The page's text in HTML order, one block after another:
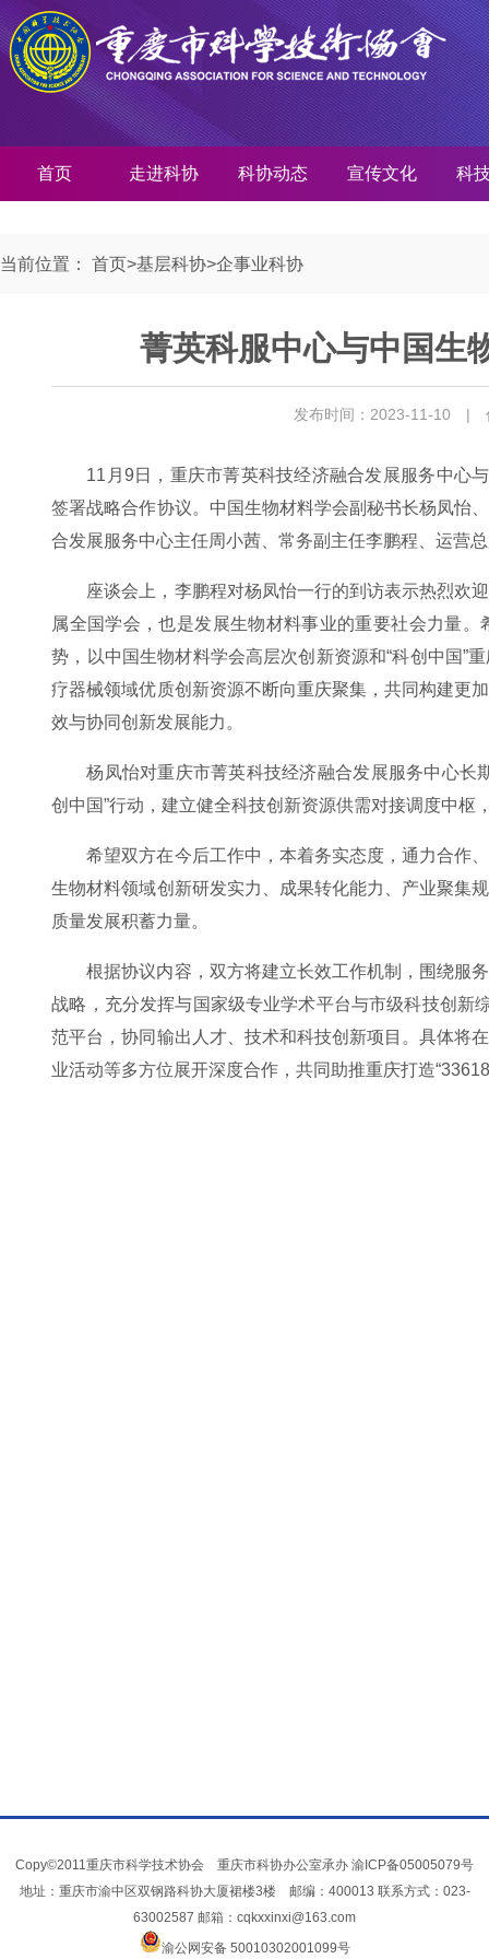
首页 走进科协 科协动态 宣传文化 科
当前位置： 首页>基层科协>企事业科协
菁英科服中心与中国生
发布时间：2023-11-10 |
11月9日，重庆市菁英科技经济融合发展服务中心
签署战略合作协议。中国生物材料学会副秘书长杨凤怡
合发展服务中心主任周小茜、常务副主任李鹏程、运营
座谈会上，李鹏程对杨凤怡一行的到访表示热烈欢
属全国学会，也是发展生物材料事业的重要社会力量
势，以中国生物材料学会高层次创新资源和“科创中国”
疗器械领域优质创新资源不断向重庆聚集，共同构建更
效与协同创新发展能力。
杨凤怡对重庆市菁英科技经济融合发展服务中心长
创中国”行动，建立健全科技创新资源供需对接调度中
希望双方在今后工作中，本着务实态度，通力合作
生物材料领域创新研发实力、成果转化能力、产业聚集
质量发展积蓄力量。
根据协议内容，双方将建立长效工作机制，围绕服
战略，充分发挥与国家级专业学术平台与市级科技创新
范平台，协同输出人才、技术和科技创新项目。具体将
业活动等多方位展开深度合作，共同助推重庆打造
Copy©2011重庆市科学技术协会 重庆市科协办公室承办 渝ICP备05005079号
地址：重庆市渝中区双钢路科协大厦裙楼3楼 邮编：400013 联系方式：023-
63002587 邮箱：cqkxxinxi@163.com
渝公网安备 50010302001099号